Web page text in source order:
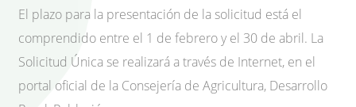
El plazo para la presentación de la solicitud está el
comprendido entre el 1 de febrero y el 30 de abril. La
Solicitud Única se realizará a través de Internet, en el
portal oficial de la Consejería de Agricultura, Desarrollo